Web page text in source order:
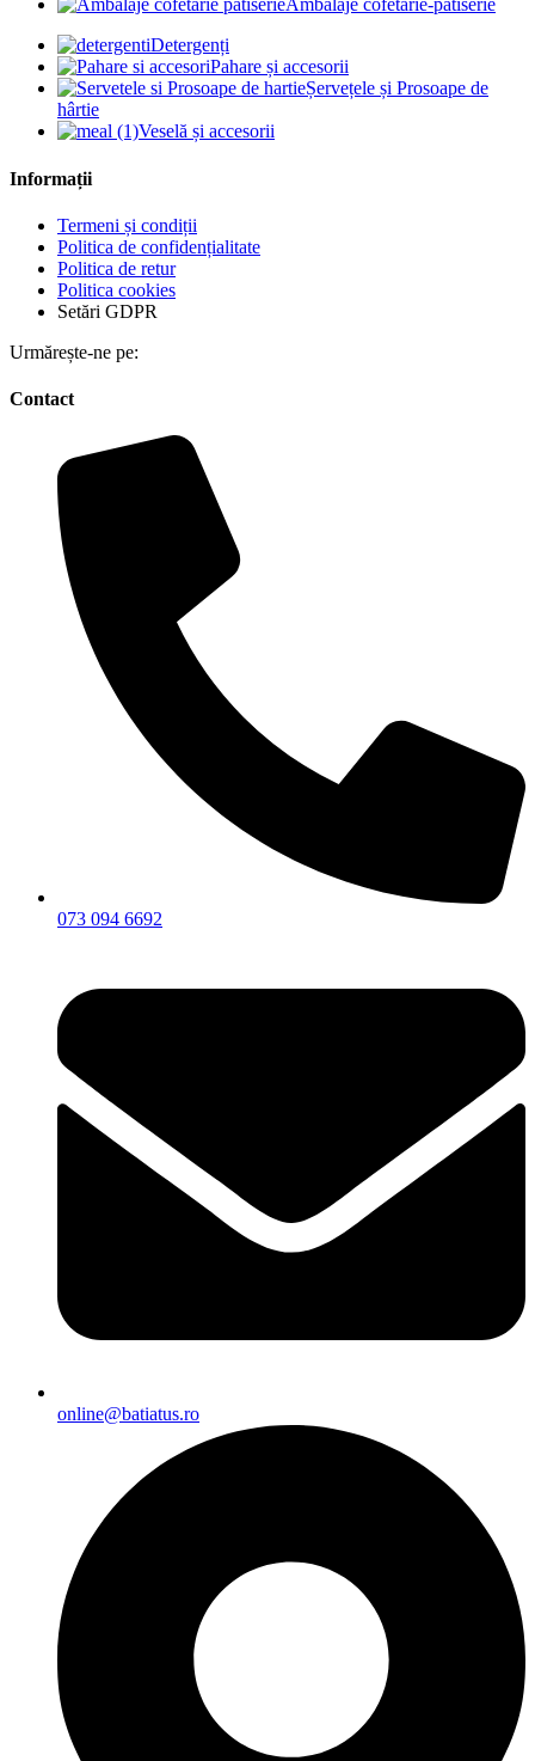
Ambalaje cofetărie-patiserie
Detergenți
Pahare și accesorii
Șervețele și Prosoape de
hârtie
Veselă și accesorii
Informații
Termeni și condiții
Politica de confidențialitate
Politica de retur
Politica cookies
Setări GDPR
Urmărește-ne pe:
Contact
073 094 6692
online@batiatus.ro